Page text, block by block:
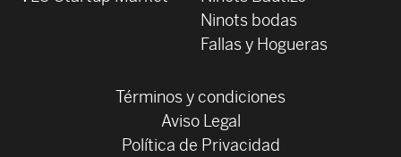
Ninots bodas
Fallas y Hogueras
Términos y condiciones
Aviso Legal
Política de Privacidad